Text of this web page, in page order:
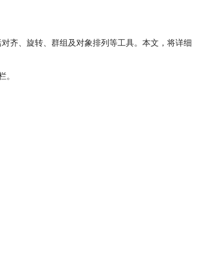
齐、旋转、群组及对象排列等工具。本文，将详细
。